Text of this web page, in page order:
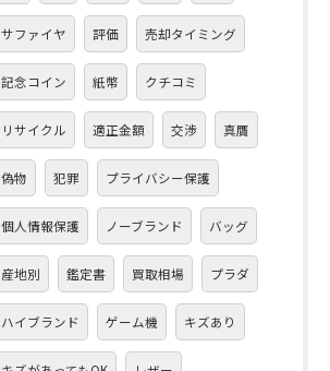
サファイヤ 評価 売却タイミング
記念コイン 紙幣 クチコミ
リサイクル 適正金額 交渉 真贋
偽物 犯罪 プライバシー保護
個人情報保護 ノーブランド バッグ
産地別 鑑定書 買取相場 プラダ
ハイブランド ゲーム機 キズあり